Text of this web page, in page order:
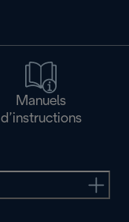
Manuels
d’instructions